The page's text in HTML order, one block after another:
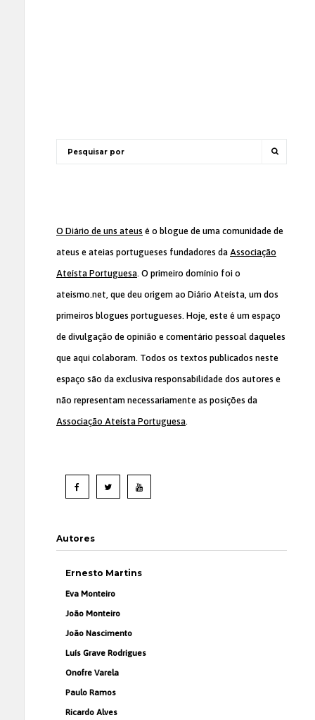
O Diário de uns ateus é o blogue de uma comunidade de
ateus e ateias portugueses fundadores da Associação
Ateísta Portuguesa. O primeiro domínio foi o
ateismo.net, que deu origem ao Diário Ateísta, um dos
primeiros blogues portugueses. Hoje, este é um espaço
de divulgação de opinião e comentário pessoal daqueles
que aqui colaboram. Todos os textos publicados neste
espaço são da exclusiva responsabilidade dos autores e
não representam necessariamente as posições da
Associação Ateísta Portuguesa.
Autores
Ernesto Martins
Eva Monteiro
João Monteiro
João Nascimento
Luís Grave Rodrigues
Onofre Varela
Paulo Ramos
Ricardo Alves